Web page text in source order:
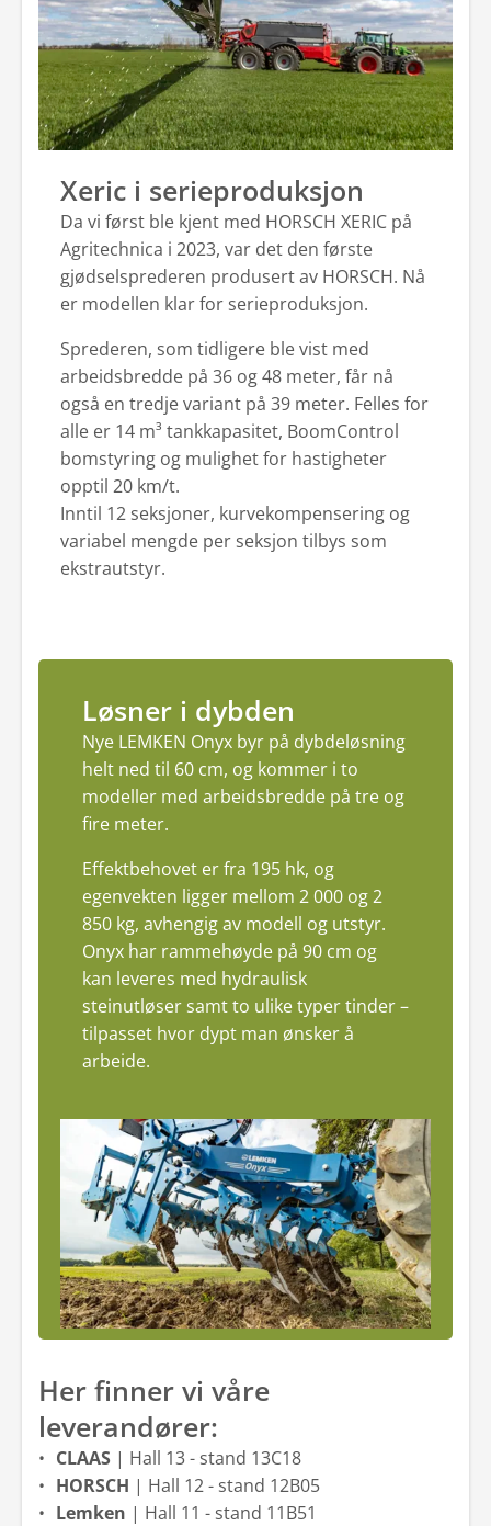
Xeric i serieproduksjon
Da vi først ble kjent med HORSCH XERIC på
Agritechnica i 2023, var det den første
gjødselsprederen produsert av HORSCH. Nå
er modellen klar for serieproduksjon.
Sprederen, som tidligere ble vist med
arbeidsbredde på 36 og 48 meter, får nå
også en tredje variant på 39 meter. Felles for
alle er 14 m³ tankkapasitet, BoomControl
bomstyring og mulighet for hastigheter
opptil 20 km/t.
Inntil 12 seksjoner, kurvekompensering og
variabel mengde per seksjon tilbys som
ekstrautstyr.
Løsner i dybden
Nye LEMKEN Onyx byr på dybdeløsning
helt ned til 60 cm, og kommer i to
modeller med arbeidsbredde på tre og
fire meter.
Effektbehovet er fra 195 hk, og
egenvekten ligger mellom 2 000 og 2
850 kg, avhengig av modell og utstyr.
Onyx har rammehøyde på 90 cm og
kan leveres med hydraulisk
steinutløser samt to ulike typer tinder –
tilpasset hvor dypt man ønsker å
arbeide.
Her finner vi våre
leverandører:
CLAAS | Hall 13 - stand 13C18
HORSCH | Hall 12 - stand 12B05
Lemken | Hall 11 - stand 11B51